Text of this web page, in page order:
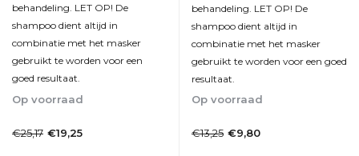
behandeling. LET OP! De
shampoo dient altijd in
combinatie met het masker
gebruikt te worden voor een
goed resultaat.
Op voorraad
€25,17 €19,25
behandeling. LET OP! De
shampoo dient altijd in
combinatie met het masker
gebruikt te worden voor een goed
resultaat.
Op voorraad
€13,25 €9,80